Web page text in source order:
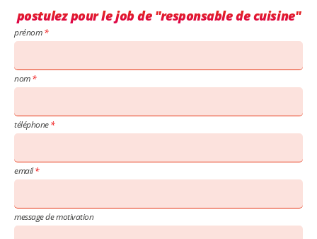
postulez pour le job de "responsable de cuisine"
prénom
nom
téléphone
email
message de motivation